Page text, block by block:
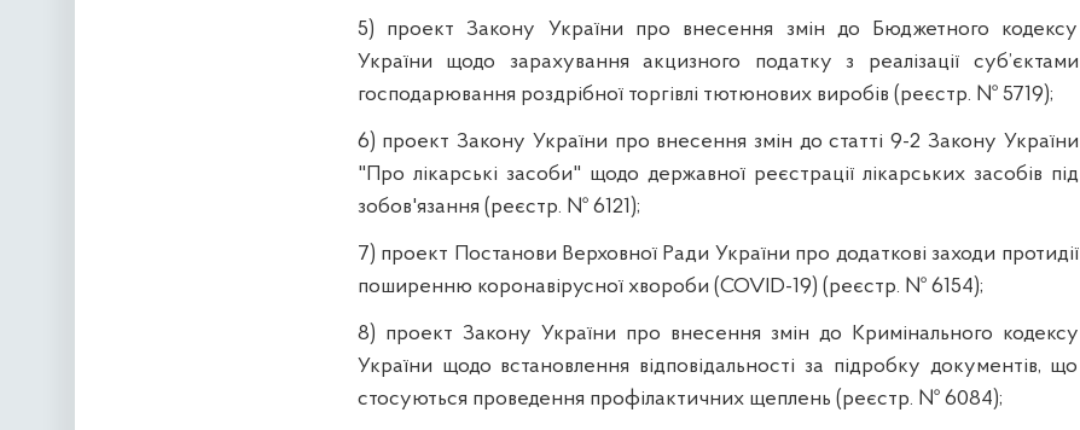
5) проект Закону України про внесення змін до Бюджетного кодексу
України щодо зарахування акцизного податку з реалізації суб’єктами
господарювання роздрібної торгівлі тютюнових виробів (реєстр. № 5719);
6) проект Закону України про внесення змін до статті 9-2 Закону України
"Про лікарські засоби" щодо державної реєстрації лікарських засобів під
зобов'язання (реєстр. № 6121);
7) проект Постанови Верховної Ради України про додаткові заходи протидії
поширенню коронавірусної хвороби (COVID-19) (реєстр. № 6154);
8) проект Закону України про внесення змін до Кримінального кодексу
України щодо встановлення відповідальності за підробку документів, що
стосуються проведення профілактичних щеплень (реєстр. № 6084);